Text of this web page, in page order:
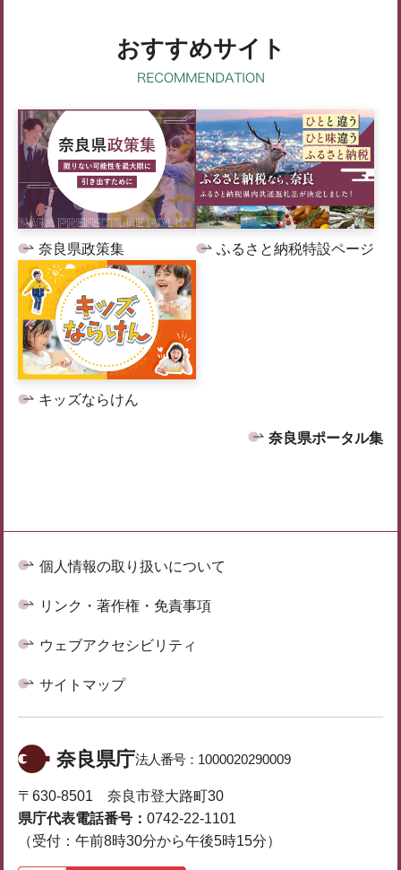
おすすめサイト
奈良県政策集 ふるさと納税特設ページ
キッズならけん
奈良県ポータル集
個人情報の取り扱いについて
リンク・著作権・免責事項
ウェブアクセシビリティ
サイトマップ
奈良県庁法人番号： 1000020290009
〒630-8501 奈良市登大路町30
県庁代表電話番号： 0742-22-1101
（受付：午前8時30分から午後5時15分）